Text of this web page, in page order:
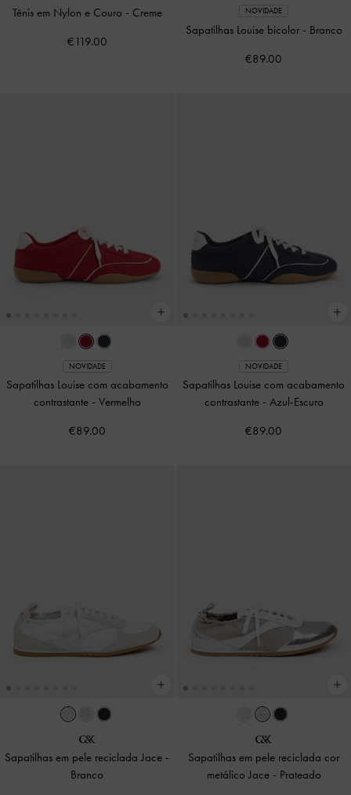
Tênis em Nylon e Couro - Creme
€119.00
NOVIDADE
Sapatilhas Louise bicolor - Branco
€89.00
NOVIDADE
Sapatilhas Louise com acabamento
contrastante - Vermelho
€89.00
NOVIDADE
Sapatilhas Louise com acabamento
contrastante - Azul-Escuro
€89.00
Sapatilhas em pele reciclada Jace -
Branco
Sapatilhas em pele reciclada cor
metálico Jace - Prateado